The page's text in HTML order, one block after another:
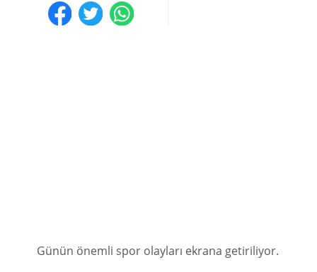
Günün önemli spor olayları ekrana getiriliyor.